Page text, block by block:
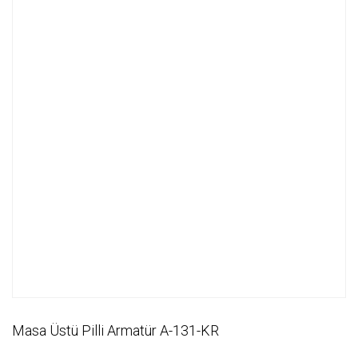
Masa Üstü Pilli Armatür A-131-KR